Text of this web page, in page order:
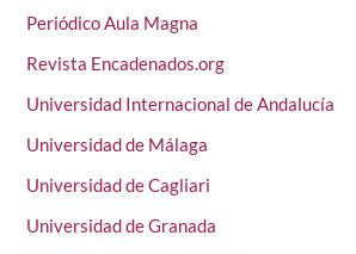
Periódico Aula Magna
Revista Encadenados.org
Universidad Internacional de Andalucía
Universidad de Málaga
Universidad de Cagliari
Universidad de Granada